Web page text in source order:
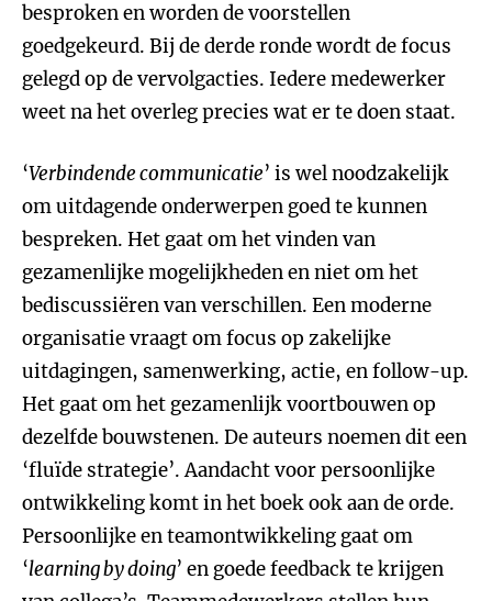
besproken en worden de voorstellen
goedgekeurd. Bij de derde ronde wordt de focus
gelegd op de vervolgacties. Iedere medewerker
weet na het overleg precies wat er te doen staat.
‘Verbindende communicatie’ is wel noodzakelijk
om uitdagende onderwerpen goed te kunnen
bespreken. Het gaat om het vinden van
gezamenlijke mogelijkheden en niet om het
bediscussiëren van verschillen. Een moderne
organisatie vraagt om focus op zakelijke
uitdagingen, samenwerking, actie, en follow-up.
Het gaat om het gezamenlijk voortbouwen op
dezelfde bouwstenen. De auteurs noemen dit een
‘fluïde strategie’. Aandacht voor persoonlijke
ontwikkeling komt in het boek ook aan de orde.
Persoonlijke en teamontwikkeling gaat om
‘learning by doing’ en goede feedback te krijgen